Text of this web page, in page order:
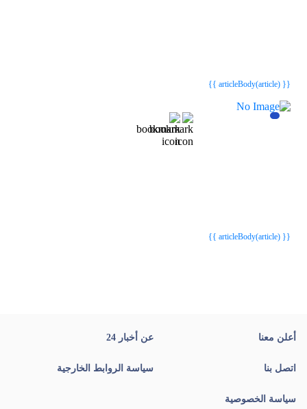
{{ articleBody(article) }}
{{ articleBody(article) }}
أعلن معنا عن أخبار 24
اتصل بنا سياسة الروابط الخارجية
سياسة الخصوصية